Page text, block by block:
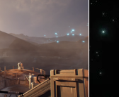
observación
en directo desde